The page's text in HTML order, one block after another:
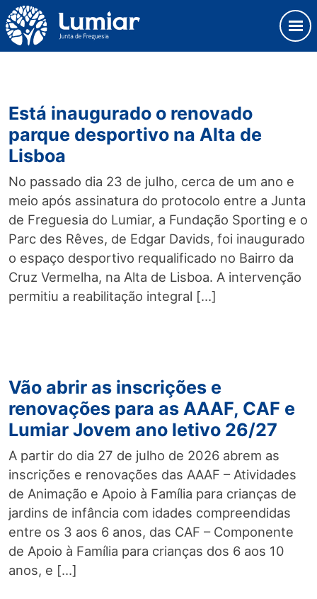
Observação:
este
site
de
acessibilidade.
Skip
to
content
Junta de Freguesia Lumiar
Está inaugurado o renovado
parque desportivo na Alta de
Lisboa
No passado dia 23 de julho, cerca de um ano e
meio após assinatura do protocolo entre a Junta
de Freguesia do Lumiar, a Fundação Sporting e o
Parc des Rêves, de Edgar Davids, foi inaugurado
o espaço desportivo requalificado no Bairro da
Cruz Vermelha, na Alta de Lisboa. A intervenção
permitiu a reabilitação integral […]
Vão abrir as inscrições e
renovações para as AAAF, CAF e
Lumiar Jovem ano letivo 26/27
A partir do dia 27 de julho de 2026 abrem as
inscrições e renovações das AAAF – Atividades
de Animação e Apoio à Família para crianças de
jardins de infância com idades compreendidas
entre os 3 aos 6 anos, das CAF – Componente
de Apoio à Família para crianças dos 6 aos 10
anos, e […]